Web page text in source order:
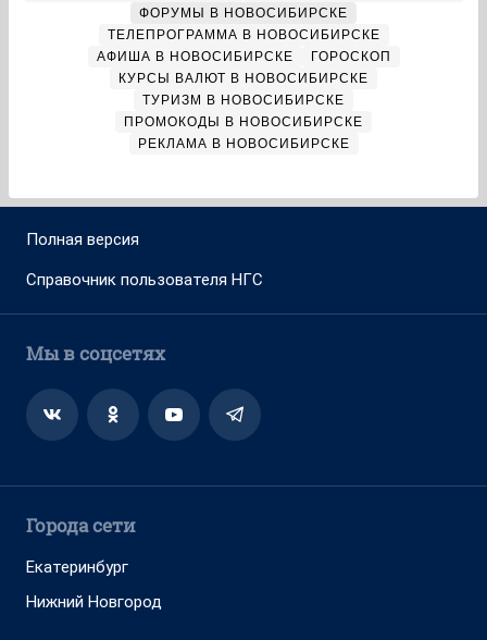
ФОРУМЫ В НОВОСИБИРСКЕ
ТЕЛЕПРОГРАММА В НОВОСИБИРСКЕ
АФИША В НОВОСИБИРСКЕ
ГОРОСКОП
КУРСЫ ВАЛЮТ В НОВОСИБИРСКЕ
ТУРИЗМ В НОВОСИБИРСКЕ
ПРОМОКОДЫ В НОВОСИБИРСКЕ
РЕКЛАМА В НОВОСИБИРСКЕ
Полная версия
Справочник пользователя НГС
Мы в соцсетях
Города сети
Екатеринбург
Нижний Новгород